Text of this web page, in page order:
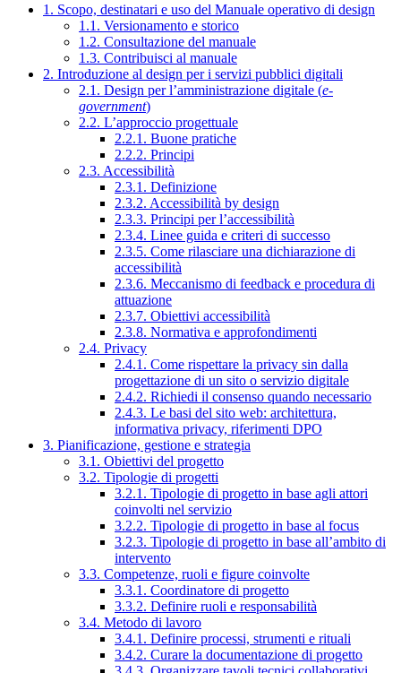
1. Scopo, destinatari e uso del Manuale operativo di design
1.1. Versionamento e storico
1.2. Consultazione del manuale
1.3. Contribuisci al manuale
2. Introduzione al design per i servizi pubblici digitali
2.1. Design per l’amministrazione digitale (e-
government)
2.2. L’approccio progettuale
2.2.1. Buone pratiche
2.2.2. Principi
2.3. Accessibilità
2.3.1. Definizione
2.3.2. Accessibilità by design
2.3.3. Principi per l’accessibilità
2.3.4. Linee guida e criteri di successo
2.3.5. Come rilasciare una dichiarazione di
accessibilità
2.3.6. Meccanismo di feedback e procedura di
attuazione
2.3.7. Obiettivi accessibilità
2.3.8. Normativa e approfondimenti
2.4. Privacy
2.4.1. Come rispettare la privacy sin dalla
progettazione di un sito o servizio digitale
2.4.2. Richiedi il consenso quando necessario
2.4.3. Le basi del sito web: architettura,
informativa privacy, riferimenti DPO
3. Pianificazione, gestione e strategia
3.1. Obiettivi del progetto
3.2. Tipologie di progetti
3.2.1. Tipologie di progetto in base agli attori
coinvolti nel servizio
3.2.2. Tipologie di progetto in base al focus
3.2.3. Tipologie di progetto in base all’ambito di
intervento
3.3. Competenze, ruoli e figure coinvolte
3.3.1. Coordinatore di progetto
3.3.2. Definire ruoli e responsabilità
3.4. Metodo di lavoro
3.4.1. Definire processi, strumenti e rituali
3.4.2. Curare la documentazione di progetto